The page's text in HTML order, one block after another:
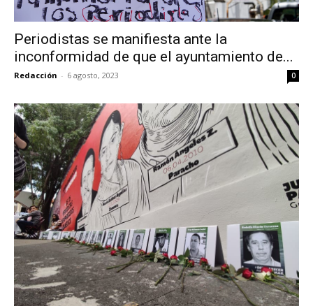
Periodistas se manifiesta ante la
inconformidad de que el ayuntamiento de...
Redacción - 6 agosto, 2023 0